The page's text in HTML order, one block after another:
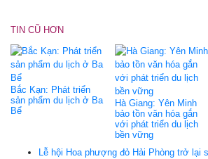
TIN CŨ HƠN
Bắc Kạn: Phát triển
sản phẩm du lịch ở Ba
Bể
Hà Giang: Yên Minh
bảo tồn văn hóa gắn
với phát triển du lịch
bền vững
Lễ hội Hoa phượng đỏ Hải Phòng trở lại